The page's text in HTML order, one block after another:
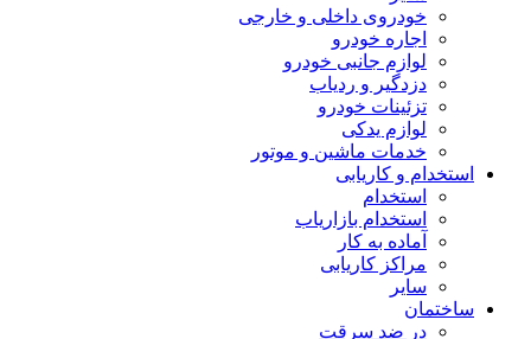
خودروی داخلی و خارجی
اجاره خودرو
لوازم جانبی خودرو
دزدگیر و ردیاب
تزئینات خودرو
لوازم یدکی
خدمات ماشین و موتور
استخدام و کاریابی
استخدام
استخدام بازاریاب
آماده به کار
مراکز کاریابی
سایر
ساختمان
در ضد سرقت